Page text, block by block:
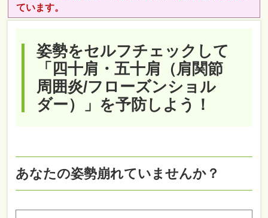
ています。
姿勢をセルフチェックして
「四十肩・五十肩（肩関節
周囲炎/フローズンショル
ダー）」を予防しよう！
あなたの姿勢崩れていませんか？